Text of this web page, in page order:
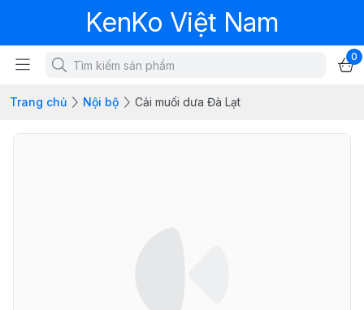
KenKo Việt Nam
0
Trang chủ Nội bộ Cải muối dưa Đà Lạt